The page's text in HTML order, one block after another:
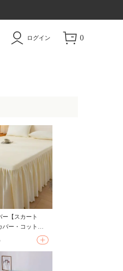
ログイン 0
ー【スカート
ー・コットン